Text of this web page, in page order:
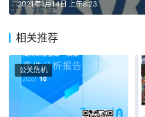
2021年1月14日 上午8:23
相关推荐
公关危机